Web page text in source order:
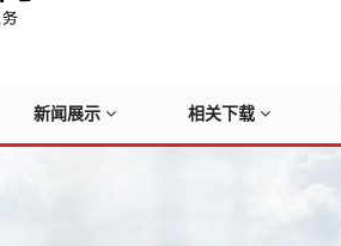
新闻展示 相关下载